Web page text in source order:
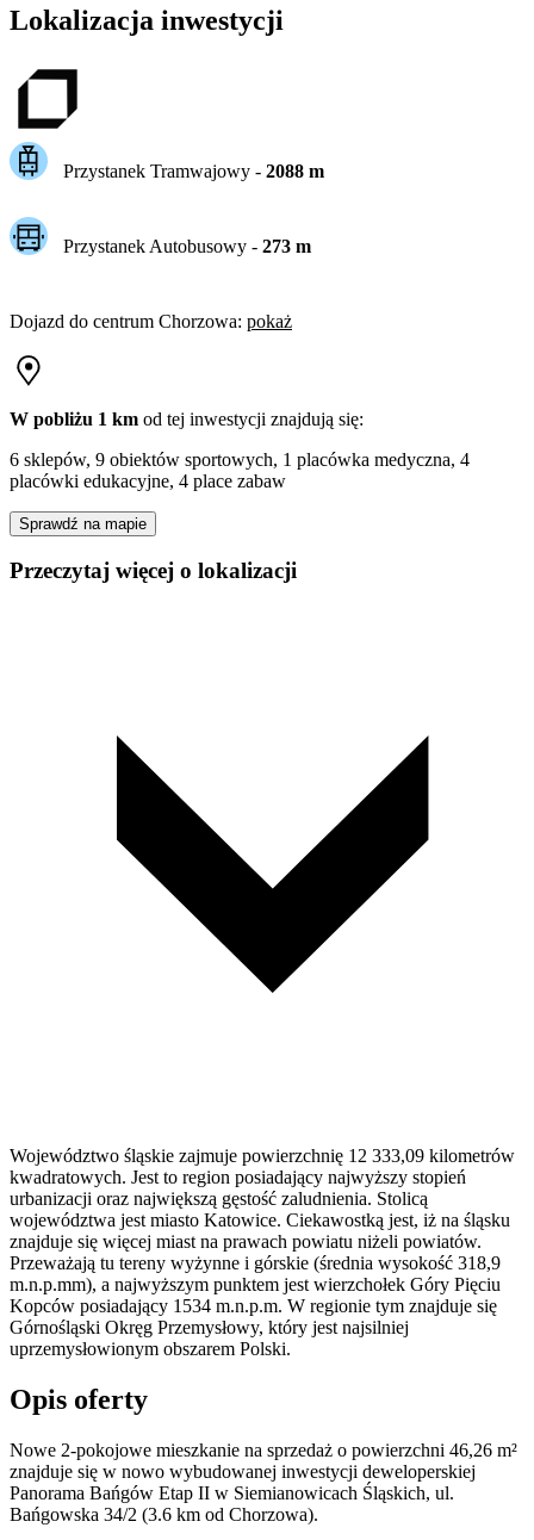
Lokalizacja inwestycji
Przystanek Tramwajowy - 2088m
Przystanek Autobusowy - 273m
Dojazd do centrum Chorzowa: pokaż
W pobliżu 1 km od tej inwestycji znajdują się:
6 sklepów, 9 obiektów sportowych, 1 placówka medyczna, 4
placówki edukacyjne, 4 place zabaw
Sprawdź na mapie
Przeczytaj więcej o lokalizacji
Województwo śląskie zajmuje powierzchnię 12 333,09 kilometrów
kwadratowych. Jest to region posiadający najwyższy stopień
urbanizacji oraz największą gęstość zaludnienia. Stolicą
województwa jest miasto Katowice. Ciekawostką jest, iż na śląsku
znajduje się więcej miast na prawach powiatu niżeli powiatów.
Przeważają tu tereny wyżynne i górskie (średnia wysokość 318,9
m.n.p.mm), a najwyższym punktem jest wierzchołek Góry Pięciu
Kopców posiadający 1534 m.n.p.m. W regionie tym znajduje się
Górnośląski Okręg Przemysłowy, który jest najsilniej
uprzemysłowionym obszarem Polski.
Opis oferty
Nowe 2-pokojowe mieszkanie na sprzedaż o powierzchni 46,26 m²
znajduje się w nowo wybudowanej inwestycji deweloperskiej
Panorama Bańgów Etap II w Siemianowicach Śląskich, ul.
Bańgowska 34/2 (3.6 km od Chorzowa).